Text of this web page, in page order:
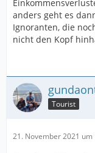
anders geht es
Ignoranten, die
nicht den Kopf
Tourist
21. November 2021 um